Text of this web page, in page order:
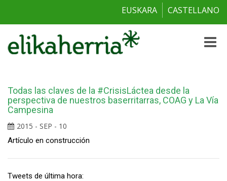
EUSKARA CASTELLANO
Toggle
Todas las claves de la #CrisisLáctea desde la
perspectiva de nuestros baserritarras, COAG y La Vía
Campesina
2015 - SEP - 10
Artículo en construcción
Tweets de última hora: